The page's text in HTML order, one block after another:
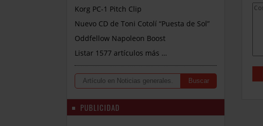
Korg PC-1 Pitch Clip
Nuevo CD de Toni Cotolí “Puesta de Sol”
Oddfellow Napoleon Boost
Listar 1577 artículos más …
PUBLICIDAD